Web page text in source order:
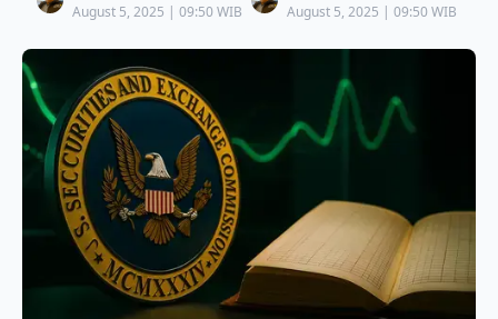
August 5, 2025 | 09:50 WIB
August 5, 2025 | 09:50 WIB